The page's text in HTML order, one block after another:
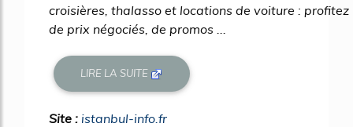
croisières, thalasso et locations de voiture : profitez
de prix négociés, de promos ...
LIRE LA SUITE
Site : istanbul-info.fr